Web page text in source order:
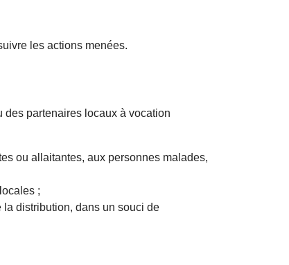
les actions menées.
partenaires locaux à vocation
ou allaitantes, aux personnes malades,
;
distribution, dans un souci de